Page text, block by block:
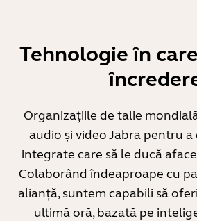
Tehnologie în
Organizațiile de talie
audio și video Jabra pentru
integrate care să le ducă
Colaborând îndeaproape cu
alianță, suntem capabili să
ultimă oră, bazată pe